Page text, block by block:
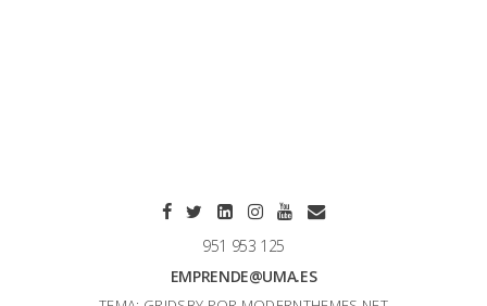
951 953 125
EMPRENDE@UMA.ES